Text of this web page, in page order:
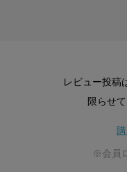
レビュー投稿
限らせ
※会員